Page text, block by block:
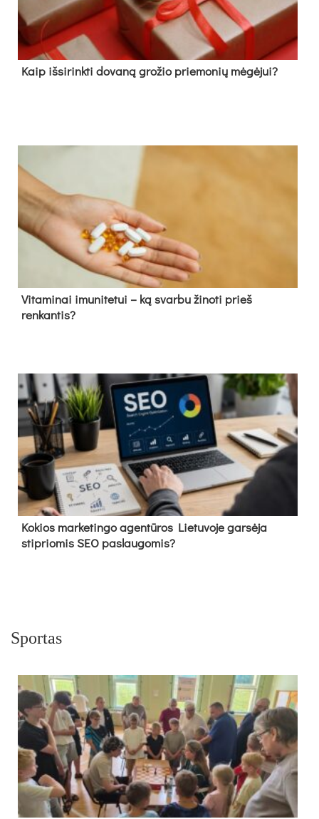
Kaip išsirinkti dovaną grožio priemonių mėgėjui?
Vitaminai imunitetui – ką svarbu žinoti prieš
renkantis?
Kokios marketingo agentūros Lietuvoje garsėja
stipriomis SEO paslaugomis?
Sportas